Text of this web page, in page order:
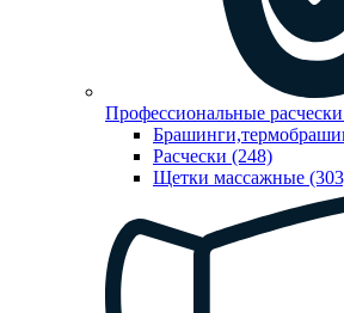
Профессиональные
Расчески (248)
Щетки массажные